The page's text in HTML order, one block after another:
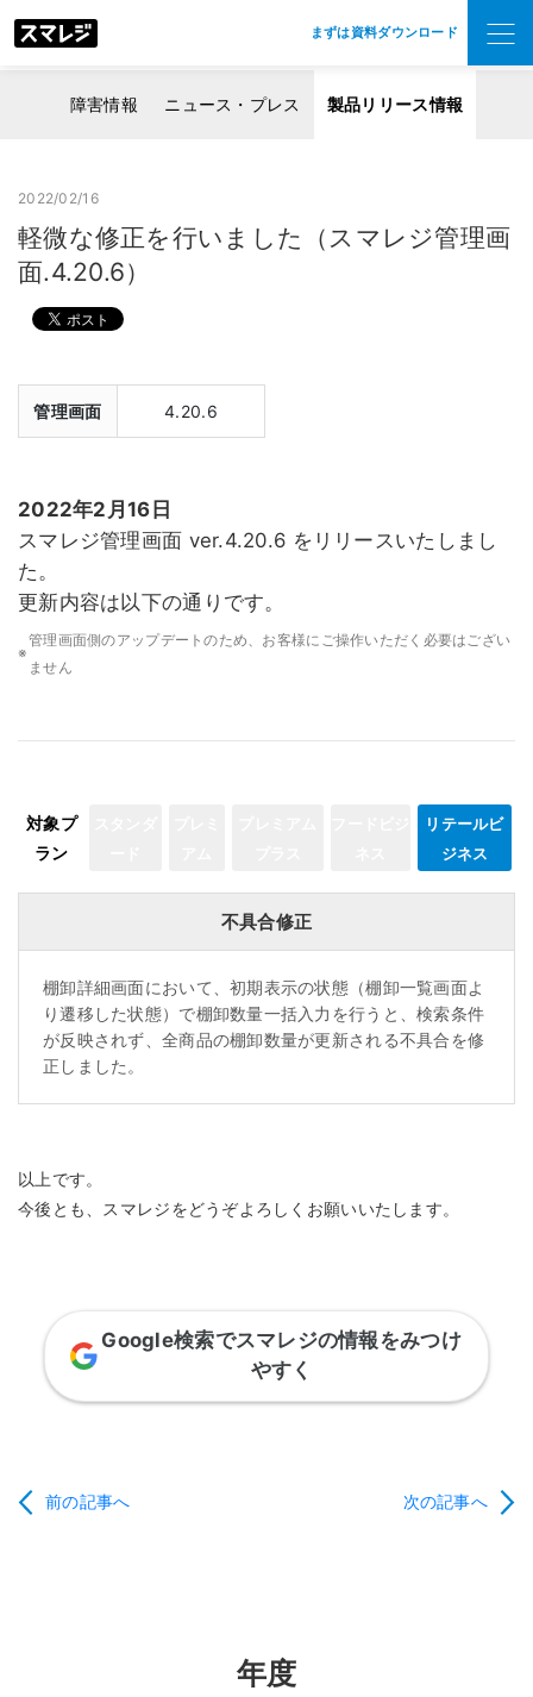
まずは資料ダウンロード
障害情報 ニュース・プレス 製品リリース情報
2022/02/16
軽微な修正を行いました（スマレジ管理画
面.4.20.6）
管理画面 4.20.6
2022年2月16日
スマレジ管理画面 ver.4.20.6 をリリースいたしまし
た。
更新内容は以下の通りです。
※
管理画面側のアップデートのため、お客様にご操作いただく必要はござい
ません
対象プ
ラン
リテールビ
ジネス
不具合修正
棚卸詳細画面において、初期表示の状態（棚卸一覧画面よ
り遷移した状態）で棚卸数量一括入力を行うと、検索条件
が反映されず、全商品の棚卸数量が更新される不具合を修
正しました。
以上です。
今後とも、スマレジをどうぞよろしくお願いいたします。
Google検索でスマレジの情報をみつけ
やすく
前の記事へ 次の記事へ
年度